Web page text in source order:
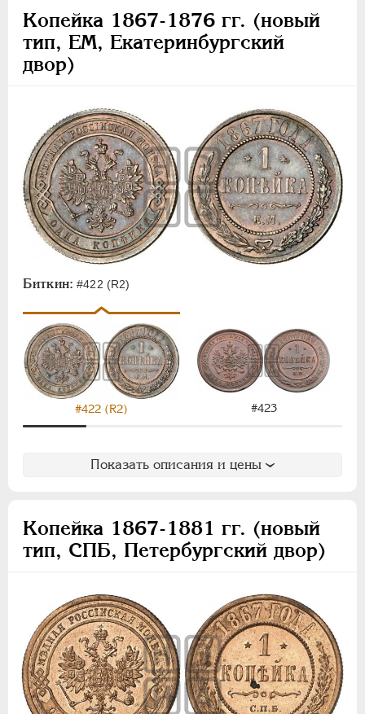
Копейка 1867-1876 гг. (новый
тип, ЕМ, Екатеринбургский
двор)
Биткин: #422 (R2)
#422 (R2) #423
Показать описания и цены
Копейка 1867-1881 гг. (новый
тип, СПБ, Петербургский двор)